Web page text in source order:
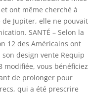
ont même cherché à
de Jupiter, elle ne pouvait
SANTÉ – Selon la
12 des Américains ont
design vente Requip
vous bénéficiez
de prolonger pour
qui a été prescrire